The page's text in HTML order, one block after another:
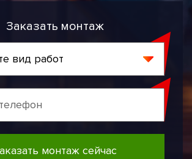
Заказать монтаж
монтаж сейчас